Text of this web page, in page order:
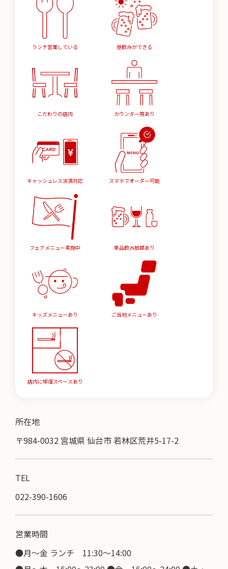
ランチ営業している 昼飲みができる
こだわりの店内 カウンター席あり
キャッシュレス決済対応 スマホでオーダー可能
フェアメニュー実施中 単品飲み放題あり
キッズメニューあり ご当地メニューあり
店内に喫煙スペースあり
所在地
〒984-0032 宮城県 仙台市 若林区荒井5-17-2
TEL
022-390-1606
営業時間
●月～金 ランチ 11:30〜14:00